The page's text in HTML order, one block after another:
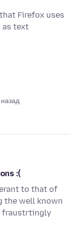
Firefox uses
as text
назад
:(
to that of
the well known
fraustrtingly